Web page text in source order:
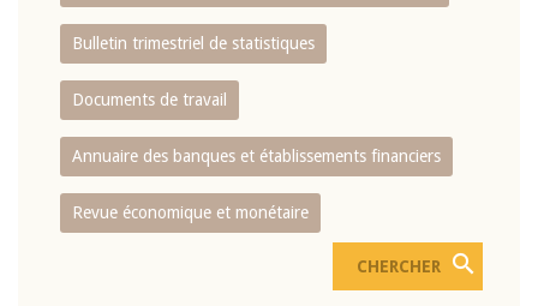
Bulletin trimestriel de statistiques
Documents de travail
Annuaire des banques et établissements financiers
Revue économique et monétaire